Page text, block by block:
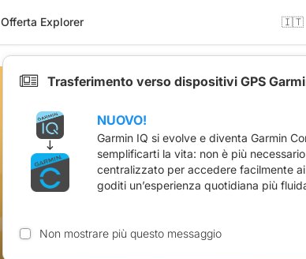
Offerta Explorer 🇮🇹
Trasferimento verso dispositivi GPS
NUOVO!
Garmin IQ si evolve e diventa Garmin
semplificarti la vita: non è più
centralizzato per accedere facilmente
goditi un’esperienza quotidiana più
Non mostrare più questo messaggio